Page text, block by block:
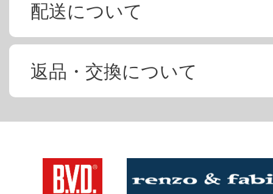
配送について
返品・交換について